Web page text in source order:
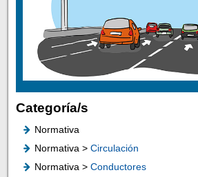
Categoría/s
Normativa
Normativa > Circulación
Normativa > Conductores